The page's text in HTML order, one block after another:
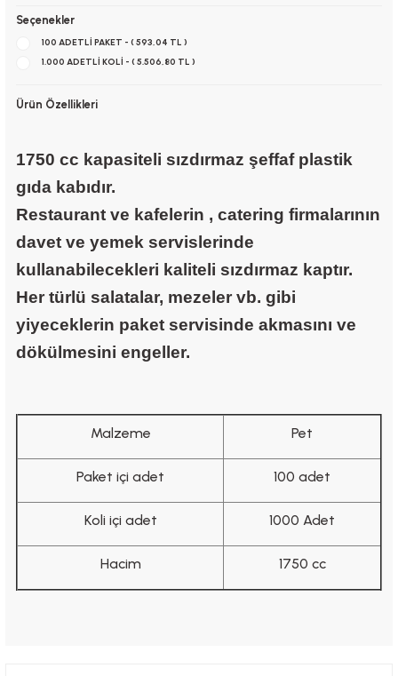
Seçenekler
100 ADETLİ PAKET - ( 593,04 TL )
1.000 ADETLİ KOLİ - ( 5.506,80 TL )
Ürün Özellikleri
1750 cc kapasiteli sızdırmaz şeffaf plastik
gıda kabıdır.
Restaurant ve kafelerin , catering firmalarının
davet ve yemek servislerinde
kullanabilecekleri kaliteli sızdırmaz kaptır.
Her türlü salatalar, mezeler vb. gibi
yiyeceklerin paket servisinde akmasını ve
dökülmesini engeller.
Malzeme Pet
Paket içi adet 100 adet
Koli içi adet 1000 Adet
Hacim 1750 cc